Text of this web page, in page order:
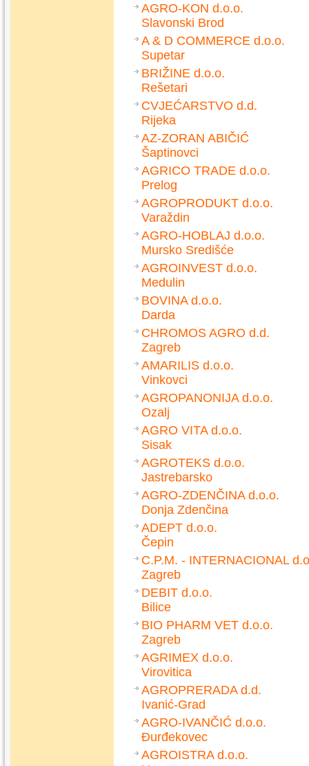
AGRO-KON d.o.o.
Slavonski Brod
A & D COMMERCE d.o.o.
Supetar
BRIŽINE d.o.o.
Rešetari
CVJEĆARSTVO d.d.
Rijeka
AZ-ZORAN ABIČIĆ
Šaptinovci
AGRICO TRADE d.o.o.
Prelog
AGROPRODUKT d.o.o.
Varaždin
AGRO-HOBLAJ d.o.o.
Mursko Središće
AGROINVEST d.o.o.
Medulin
BOVINA d.o.o.
Darda
CHROMOS AGRO d.d.
Zagreb
AMARILIS d.o.o.
Vinkovci
AGROPANONIJA d.o.o.
Ozalj
AGRO VITA d.o.o.
Sisak
AGROTEKS d.o.o.
Jastrebarsko
AGRO-ZDENČINA d.o.o.
Donja Zdenčina
ADEPT d.o.o.
Čepin
C.P.M. - INTERNACIONAL
Zagreb
DEBIT d.o.o.
Bilice
BIO PHARM VET d.o.o.
Zagreb
AGRIMEX d.o.o.
Virovitica
AGROPRERADA d.d.
Ivanić-Grad
AGRO-IVANČIĆ d.o.o.
Đurđekovec
AGROISTRA d.o.o.